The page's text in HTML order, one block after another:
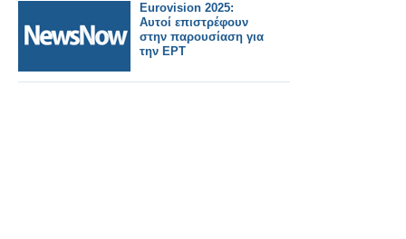
Eurovision 2025:
Αυτοί επιστρέφουν
στην παρουσίαση για
την ΕΡΤ